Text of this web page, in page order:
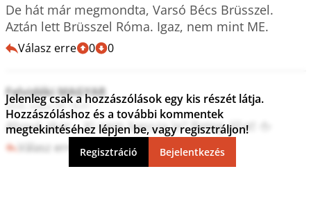
De hát már megmondta, Varsó Bécs Brüsszel.
Aztán lett Brüsszel Róma. Igaz, nem mint ME.
Válasz erre 0 0
Felvidéki MAGYAR
2026. május 09. 18:41
Ahová akar... Ki nem bassza le? Beteg állat! 🖕
Válasz erre 3 0
Jelenleg csak a hozzászólások egy kis részét látja.
Hozzászóláshoz és a további kommentek
megtekintéséhez lépjen be, vagy regisztráljon!
Regisztráció Bejelentkezés